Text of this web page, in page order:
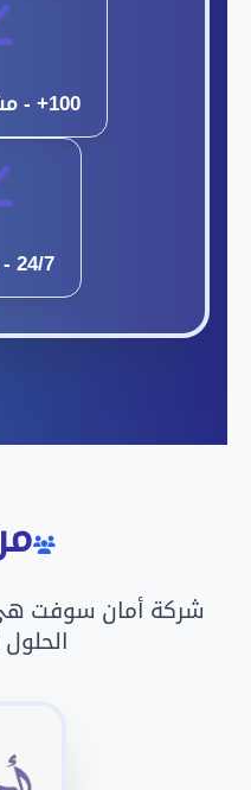
100+ - مشروع مكتمل
24/7 - دعم فني
شركة أمان سوفت